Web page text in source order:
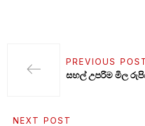
PREVIOUS
සහල් උපරිම මිල
NEXT POST